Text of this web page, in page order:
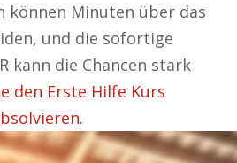
können Minuten über das
und die sofortige
kann die Chancen stark
den Erste Hilfe Kurs